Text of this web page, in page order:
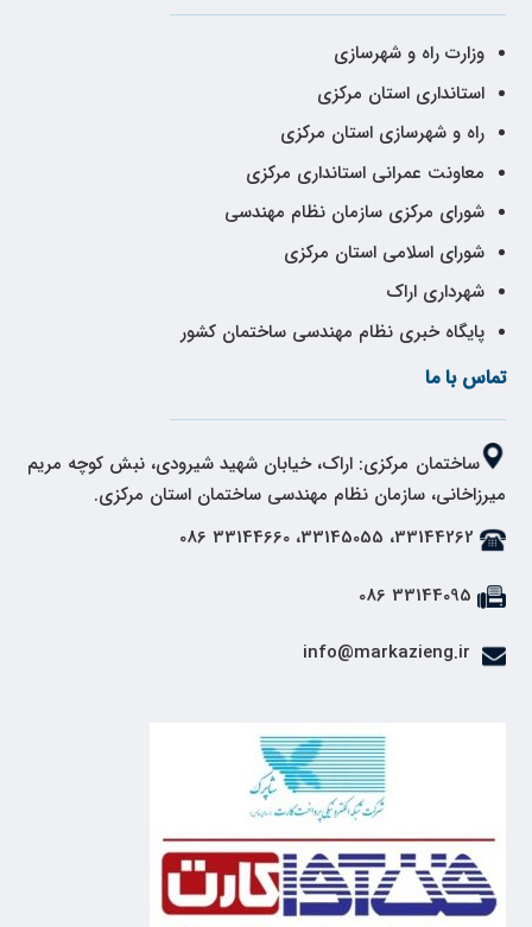
وزارت راه و شهرسازی
استانداری استان مرکزی
راه و شهرسازی استان مرکزی
معاونت عمرانی استانداری مرکزی
شورای مرکزی سازمان نظام مهندسی
شورای اسلامی استان مرکزی
شهرداری اراک
پایگاه خبری نظام مهندسی ساختمان کشور
تماس با ما
ساختمان مرکزی: اراک، خیابان شهید شیرودی، نبش کوچه مریم
میرزاخانی، سازمان نظام مهندسی ساختمان استان مرکزی.
33144262، 33145055، 33144660 086
33144095 086